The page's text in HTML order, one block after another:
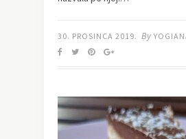
30. PROSINCA 2019. By